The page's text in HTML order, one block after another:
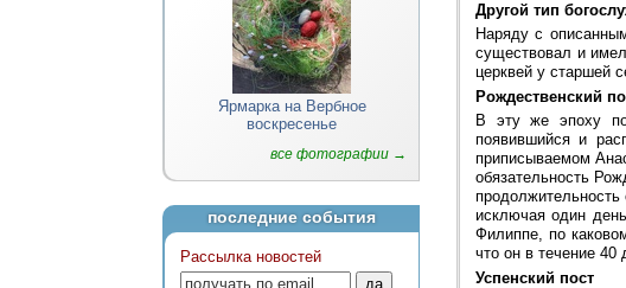
Ярмарка на Вербное
воскресенье
все фотографии →
последние события
Рассылка новостей
Другой тип
Наряду с
существовал и
церквей у старшей
Рождественский
В эту же эпоху
появившийся и
приписываемом
обязательность
исключая один
Филиппе, по
что он в течение 40
Успенский пост